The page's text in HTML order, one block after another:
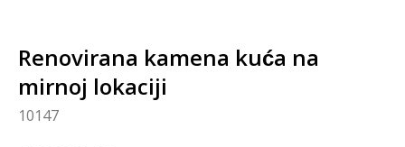
Renovirana kamena kuća na
mirnoj lokaciji
10147